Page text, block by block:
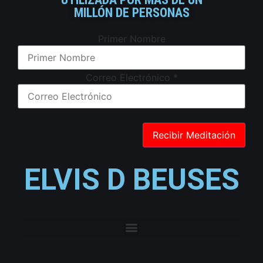
MILLÓN DE PERSONAS
Primer Nombre
Correo Electrónico *
ELVIS D BEUSES